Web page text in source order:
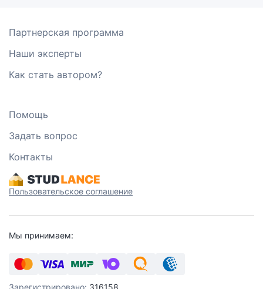
Партнерская программа
Наши эксперты
Как стать автором?
Помощь
Задать вопрос
Контакты
Пользовательское соглашение
Мы принимаем:
Зарегистрировано: 316158